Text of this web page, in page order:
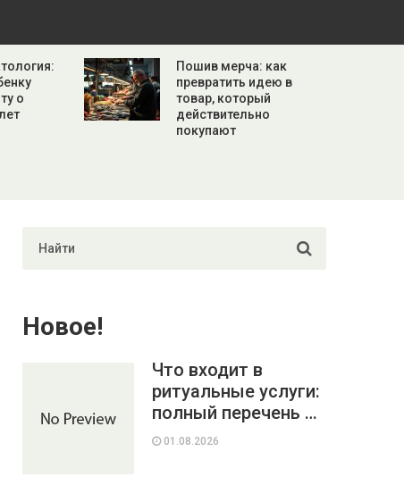
о
Пошив мерча: как
превратить идею в
товар, который
действительно
покупают
Новое!
Что входит в
ритуальные услуги:
полный перечень …
01.08.2026